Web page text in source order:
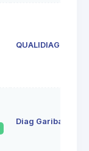
QUALIDIAG 06
Diag Garibaldi